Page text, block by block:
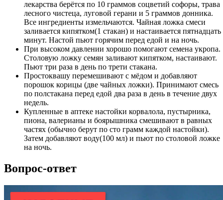
лекарства берётся по 10 граммов соцветий софоры, трава
лесного чистеца, луговой герани и 5 граммов донника.
Все ингредиенты измельчаются. Чайная ложка смеси
заливается кипятком(1 стакан) и настаивается пятнадцать
минут. Настой пьют горячим перед едой и на ночь.
При высоком давлении хорошо помогают семена укропа.
Столовую ложку семян заливают кипятком, настаивают.
Пьют три раза в день по трети стакана.
Простоквашу перемешивают с мёдом и добавляют
порошок корицы (две чайных ложки). Принимают смесь
по полстакана перед едой два раза в день в течение двух
недель.
Купленные в аптеке настойки корвалола, пустырника,
пиона, валерианы и боярышника смешивают в равных
частях (обычно берут по сто грамм каждой настойки).
Затем добавляют воду(100 мл) и пьют по столовой ложке
на ночь.
Вопрос-ответ